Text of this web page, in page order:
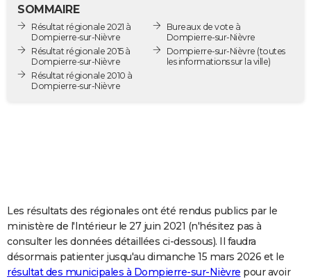
Destinations
City break
Voyage nature
Voyage de noces
Forum
Climat
GUIDES D'ACHAT
BONS PLANS
S'inscrire
Se connecter
Lycées
Collèges
Primaires
Universités
Entreprises
Service militaire
Avis de recherche
AVIS DE DÉCÈS
FORUM
Bricolage
Lifestyle
Culture
Sport
Auto
Television
Voyage
Cinema
SOMMAIRE
Résultat régionale 2021 à
Dompierre-sur-Nièvre
Résultat régionale 2015 à
Dompierre-sur-Nièvre
Résultat régionale 2010 à
Dompierre-sur-Nièvre
Bureaux de vote à
Dompierre-sur-Nièvre
Dompierre-sur-Nièvre (toutes
les informations sur la ville)
Les résultats des régionales ont été rendus publics par le
ministère de l'Intérieur le 27 juin 2021 (n'hésitez pas à
consulter les données détaillées ci-dessous). Il faudra
désormais patienter jusqu'au dimanche 15 mars 2026 et le
résultat des municipales à Dompierre-sur-Nièvre pour avoir